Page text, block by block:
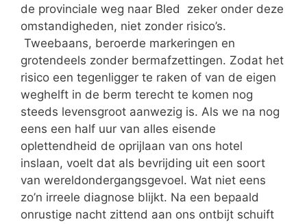
de provinciale weg naar Bled zeker onder deze
omstandigheden, niet zonder risico’s.
Tweebaans, beroerde markeringen en
grotendeels zonder bermafzettingen. Zodat het
risico een tegenligger te raken of van de eigen
weghelft in de berm terecht te komen nog
steeds levensgroot aanwezig is. Als we na nog
eens een half uur van alles eisende
oplettendheid de oprijlaan van ons hotel
inslaan, voelt dat als bevrijding uit een soort
van wereldondergangsgevoel. Wat niet eens
zo’n irreele diagnose blijkt. Na een bepaald
onrustige nacht zittend aan ons ontbijt schuift